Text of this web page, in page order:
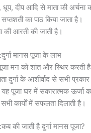
दीप आदि से माता की अर्चना
सप्तशती का पाठ किया जाता है।
की आरती की जाती है।
मानस पूजा के लाभ
मन को शांत और स्थिर करती
दुर्गा के आशीर्वाद से सभी
यह पूजा घर में सकारात्मक ऊर्जा
कार्यों में सफलता दिलाती है।
जाती है दुर्गा मानस पूजा?